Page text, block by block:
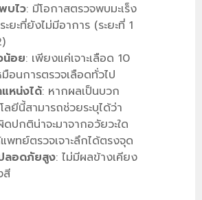
บไว: มีโอกาสตรวจพบมะเร็ง
ยะที่ยังไม่มีอาการ (ระยะที่ 1
น้อย: เพียงแค่เจาะเลือด 10
มือนการตรวจเลือดทั่วไป
แหน่งได้: หากผลเป็นบวก
ลยีนี้สามารถช่วยระบุได้ว่า
ดปกติน่าจะมาจากอวัยวะใด
พทย์ตรวจเจาะลึกได้ตรงจุด
ลอดภัยสูง: ไม่มีผลข้างเคียง
สี